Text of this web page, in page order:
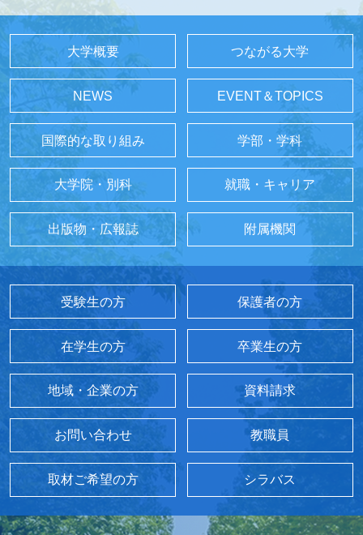
大学概要 つながる大学
NEWS EVENT＆TOPICS
国際的な取り組み 学部・学科
大学院・別科 就職・キャリア
出版物・広報誌 附属機関
受験生の方 保護者の方
在学生の方 卒業生の方
地域・企業の方 資料請求
お問い合わせ 教職員
取材ご希望の方 シラバス